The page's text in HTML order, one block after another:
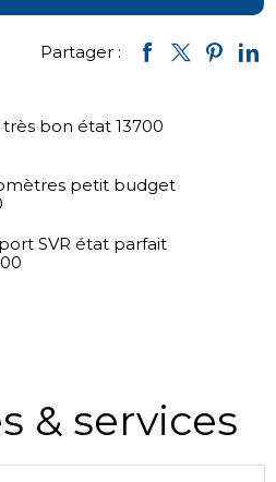
Partager :
bon état 13700
petit budget
SVR état parfait
& services